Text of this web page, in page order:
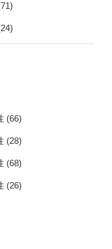
(66)
(28)
(68)
(26)